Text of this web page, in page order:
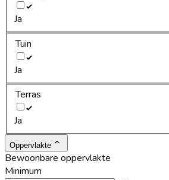
Ja
Tuin
Ja
Terras
Ja
Oppervlakte
Bewoonbare oppervlakte
Minimum